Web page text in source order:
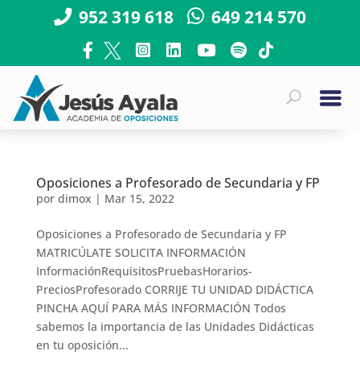
952 319 618 649 214 570
Oposiciones a Profesorado de Secundaria y FP
por dimox | Mar 15, 2022
Oposiciones a Profesorado de Secundaria y FP
MATRICÚLATE SOLICITA INFORMACIÓN
InformaciónRequisitosPruebasHorarios-
PreciosProfesorado CORRIJE TU UNIDAD DIDÁCTICA
PINCHA AQUÍ PARA MÁS INFORMACIÓN Todos
sabemos la importancia de las Unidades Didácticas
en tu oposición...